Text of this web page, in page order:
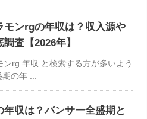
モンrgの年収は？収入源や
査【2026年】
ンrg 年収 と検索する方が多いよう
の年 ...
年収は？パンサー全盛期と